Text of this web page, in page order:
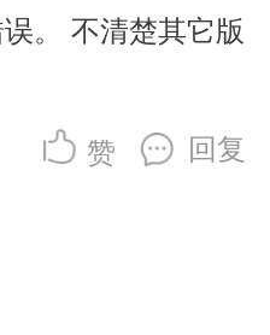
。 不清楚其它版
回复
赞